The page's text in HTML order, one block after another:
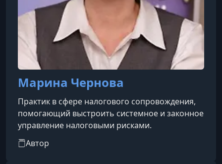
Марина Чернова
Практик в сфере налогового сопровождения,
помогающий выстроить системное и законное
управление налоговыми рисками.
Автор